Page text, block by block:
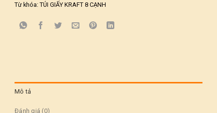
Từ khóa: TÚI GIẤY KRAFT 8 CẠNH
Mô tả
Đánh giá (0)